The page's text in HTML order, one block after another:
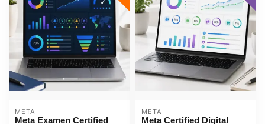
META
Meta Examen Certified
META
Meta Certified Digital